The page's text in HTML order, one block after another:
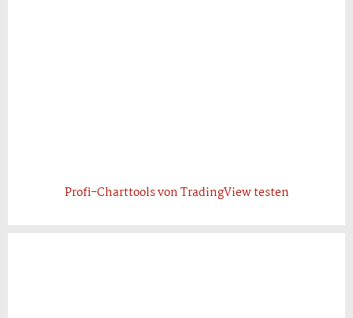
Profi-Charttools von TradingView testen